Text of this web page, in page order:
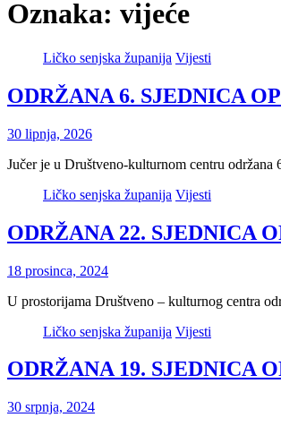
Oznaka: vijeće
Ličko senjska županija Vijesti
ODRŽANA 6. SJEDNICA
30 lipnja, 2026
Jučer je u Društveno-kulturnom centru
Ličko senjska županija Vijesti
ODRŽANA 22. SJEDNICA
18 prosinca, 2024
U prostorijama Društveno – kulturnog centra
Ličko senjska županija Vijesti
ODRŽANA 19. SJEDNICA
30 srpnja, 2024